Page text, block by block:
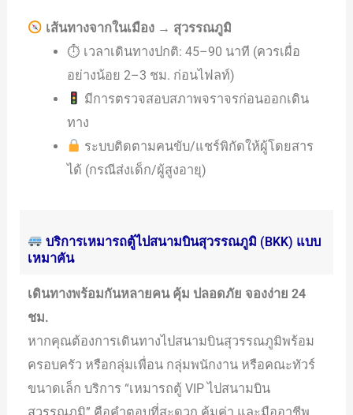
เส้นทางจากในเมือง → สุวรรณภูมิ
⏱ เวลาเดินทางปกติ: 45–90 นาที (ควรเผื่อ
อย่างน้อย 2–3 ชม. ก่อนไฟลท์)
มีการตรวจสอบสภาพจราจรก่อนออกเดิน
ทาง
ระบบติดตามคนขับ/แชร์พิกัดให้ผู้โดยสาร
ได้ (กรณีส่งเด็ก/ผู้สูงอายุ)
บริการเหมารถตู้ไปสนามบินสุวรรณภูมิ (BKK) แบบ
เหมาคัน
เดินทางพร้อมกันหลายคน คุ้ม ปลอดภัย จองง่าย 24
ชม.
หากคุณต้องการเดินทางไปสนามบินสุวรรณภูมิพร้อม
ครอบครัว หรือกลุ่มเพื่อน กลุ่มพนักงาน หรือคณะทัวร์
ขนาดเล็ก บริการ “เหมารถตู้ VIP ไปสนามบิน